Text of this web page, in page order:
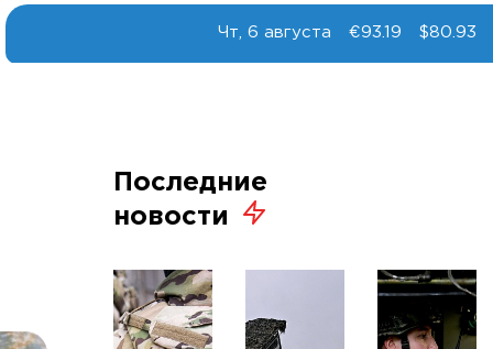
Чт, 6 августа €93.19 $80.93
Последние
новости